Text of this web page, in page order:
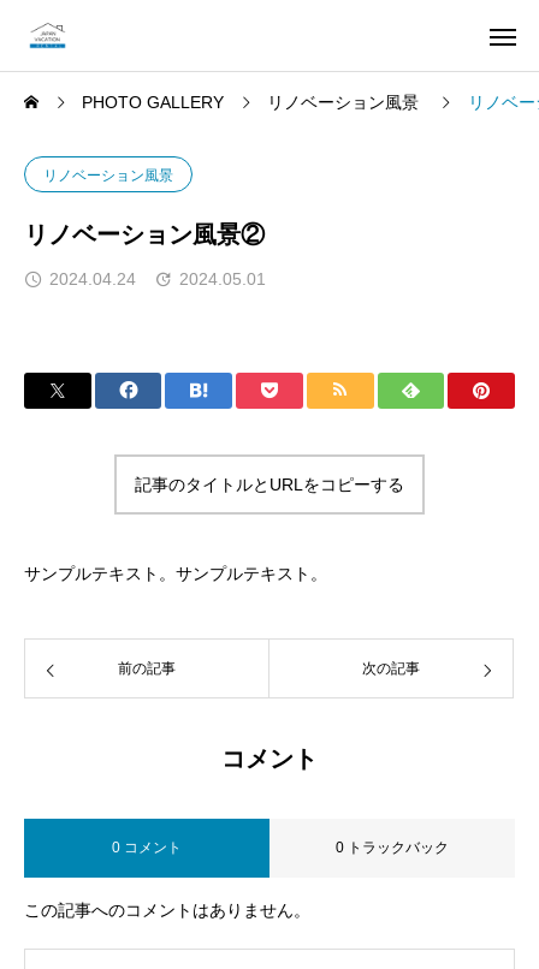
PHOTO GALLERY リノベーション風景 リノベ
リノベーション風景
リノベーション風景②
2024.04.24 2024.05.01
記事のタイトルとURLをコピーする
サンプルテキスト。サンプルテキスト。
前の記事 次の記事
コメント
0 コメント 0 トラックバック
この記事へのコメントはありません。